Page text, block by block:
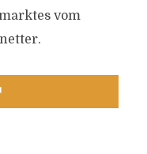
vom